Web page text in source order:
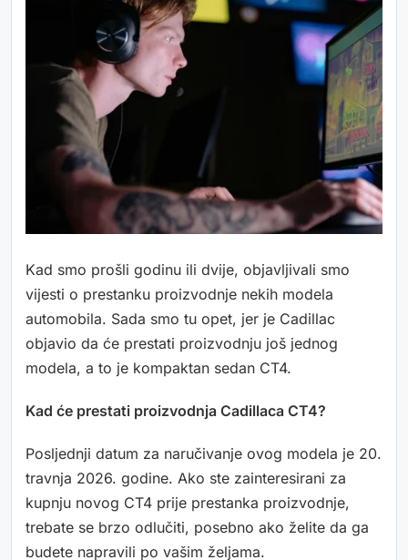
Kad smo prošli godinu ili dvije, objavljivali smo
vijesti o prestanku proizvodnje nekih modela
automobila. Sada smo tu opet, jer je Cadillac
objavio da će prestati proizvodnju još jednog
modela, a to je kompaktan sedan CT4.
Kad će prestati proizvodnja Cadillaca CT4?
Posljednji datum za naručivanje ovog modela je 20.
travnja 2026. godine. Ako ste zainteresirani za
kupnju novog CT4 prije prestanka proizvodnje,
trebate se brzo odlučiti, posebno ako želite da ga
budete napravili po vašim željama.